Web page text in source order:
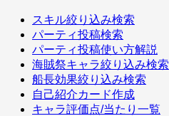
スキル絞り込み検索
パーティ投稿検索
パーティ投稿使い方解説
海賊祭キャラ絞り込み検索
船長効果絞り込み検索
自己紹介カード作成
キャラ評価点/当たり一覧